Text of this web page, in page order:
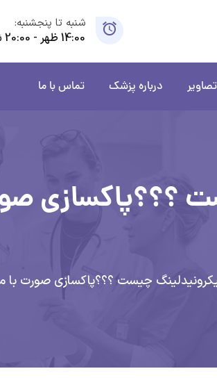
شنبه تا پنجشنبه:
14:00 ظهر - 20:00 شب
درباره پزشک تماس با ما
؟؟؟پاکسازی
چیست ؟؟؟پاکسازی صورت با